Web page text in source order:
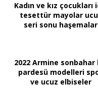
Kadın ve kız çocukları
tesettür mayolar
seri sonu haşemalar
2022 Armine sonbahar
pardesü modelleri
ve ucuz elbiseler